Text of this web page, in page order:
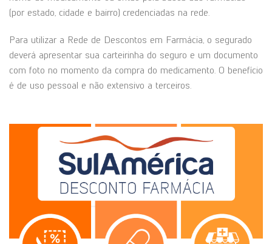
(por estado, cidade e bairro) credenciadas na rede.
Para utilizar a Rede de Descontos em Farmácia, o segurado
deverá apresentar sua carteirinha do seguro e um documento
com foto no momento da compra do medicamento. O benefício
é de uso pessoal e não extensivo a terceiros.